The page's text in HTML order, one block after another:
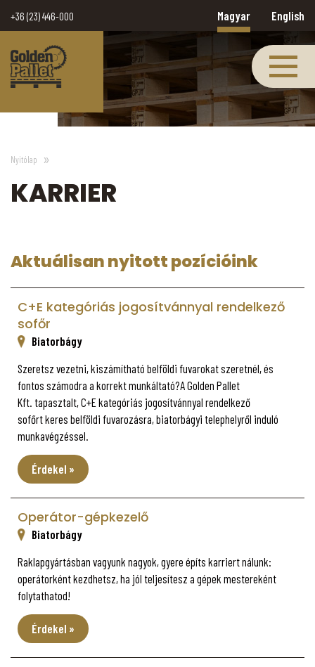
+36 (23) 446-000 Magyar English
Nyitólap
KARRIER
Aktuálisan nyitott pozícióink
C+E kategóriás jogosítvánnyal rendelkező
sofőr
Biatorbágy
Szeretsz vezetni, kiszámítható belföldi fuvarokat szeretnél, és
fontos számodra a korrekt munkáltató?A Golden Pallet
Kft. tapasztalt, C+E kategóriás jogosítvánnyal rendelkező
sofőrt keres belföldi fuvarozásra, biatorbágyi telephelyről induló
munkavégzéssel.
Érdekel »
Operátor-gépkezelő
Biatorbágy
Raklapgyártásban vagyunk nagyok, gyere építs karriert nálunk:
operátorként kezdhetsz, ha jól teljesítesz a gépek mestereként
folytathatod!
Érdekel »